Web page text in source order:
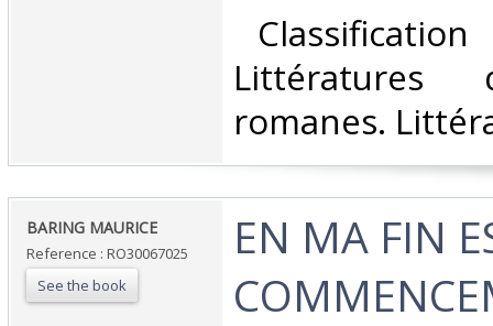
Littératures
romanes.
‎BARING MAURICE‎
Reference : RO30067025
See the book
‎EN MA FIN